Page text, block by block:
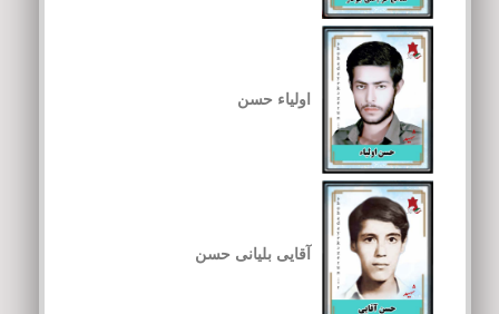
اولیاء حسن
آقایی بلیانی حسن